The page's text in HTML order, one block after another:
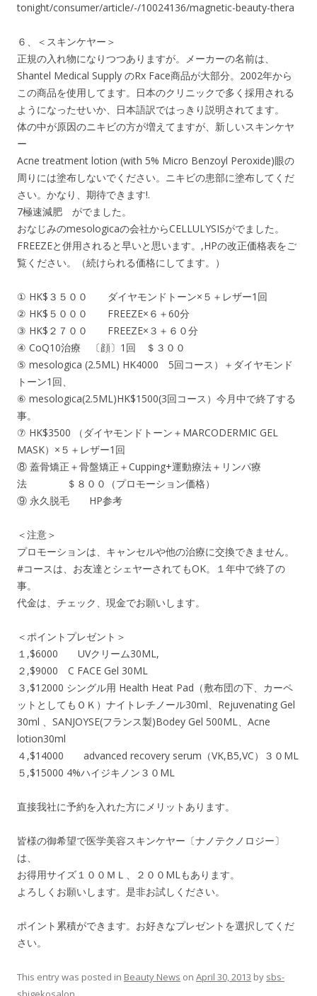
tonight/consumer/article/-/10024136/magnetic-beauty-thera
６、＜スキンケヤー＞
正規の入れ物になりつつありますが。メーカーの名前は、
Shantel Medical Supply のRx Face商品が大部分。2002年から
この商品を使用してます。日本のクリニックで多く採用される
ようになったせいか、日本語訳ではっきり説明されてます。
体の中が原因のニキビの方が増えてますが、新しいスキンケヤ
ー
Acne treatment lotion (with 5% Micro Benzoyl Peroxide)眼の
周りには塗布しないでください。ニキビの患部に塗布してくだ
さい。かなり、期待できます!.
7極速減肥 がでました。
おなじみのmesologicaの会社からCELLULYSISがでました。
FREEZEと併用されると早いと思います。,HPの改正価格表をご
覧ください。（続けられる価格にしてます。）
① HK$３５００ ダイヤモンドトーン×５＋レザー1回
② HK$５０００ FREEZE×６＋60分
③ HK$２７００ FREEZE×３＋６０分
④ CoQ10治療 〔顔〕1回 ＄３００
⑤ mesologica (2.5ML) HK4000 5回コース）＋ダイヤモンド
トーン1回、
⑥ mesologica(2.5ML)HK$1500(3回コース）今月中で終了する
事。
⑦ HK$3500 （ダイヤモンドトーン＋MARCODERMIC GEL
MASK）×５＋レザー1回
⑧ 蓋骨矯正＋骨盤矯正＋Cupping+運動療法＋リンパ療
法 ＄８００（プロモーション価格）
⑨ 永久脱毛 HP参考
＜注意＞
プロモーションは、キャンセルや他の治療に交換できません。
#コースは、お友達とシェヤーされてもOK。１年中で終了の
事。
代金は、チェック、現金でお願いします。
＜ポイントプレゼント＞
１,$6000 UVクリーム30ML,
２,$9000 C FACE Gel 30ML
３,$12000 シングル用 Health Heat Pad（敷布団の下、カーペ
ットとしてもＯＫ）ナイトレチノール30ml、Rejuvenating Gel
30ml 、SANJOYSE(フランス製)Bodey Gel 500ML、Acne
lotion30ml
４,$14000 advanced recovery serum（VK,B5,VC）３０ML
５,$15000 4%ハイジキノン３０ML
直接我社に予約を入れた方にメリットあります。
皆様の御希望で医学美容スキンケヤー〔ナノテクノロジー〕
は、
お得用サイズ１００ＭＬ、２００MLもあります。
よろしくお願いします。是非お試しください。
ポイント累積ができます。お好きなプレゼントを選択してくだ
さい。
This entry was posted in Beauty News on April 30, 2013 by sbs-